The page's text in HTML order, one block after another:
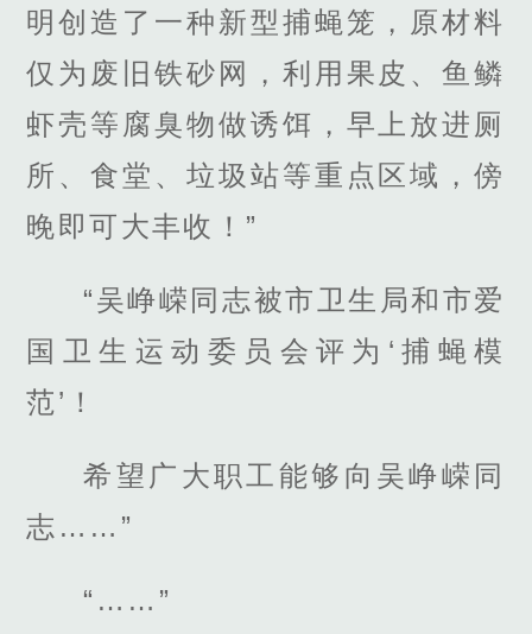
明创造了一种新型捕蝇笼，原材料
仅为废旧铁砂网，利用果皮、鱼鳞
虾壳等腐臭物做诱饵，早上放进厕
所、食堂、垃圾站等重点区域，傍
晚即可大丰收！”
“吴峥嵘同志被市卫生局和市爱
国卫生运动委员会评为‘捕蝇模
范’！
希望广大职工能够向吴峥嵘同
志……”
“……”